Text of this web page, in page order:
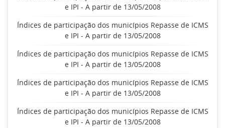
e IPI - A partir de 13/05/2008
Índices de participação dos municípios Repasse de ICMS
e IPI - A partir de 13/05/2008
Índices de participação dos municípios Repasse de ICMS
e IPI - A partir de 13/05/2008
Índices de participação dos municípios Repasse de ICMS
e IPI - A partir de 13/05/2008
Índices de participação dos municípios Repasse de ICMS
e IPI - A partir de 13/05/2008